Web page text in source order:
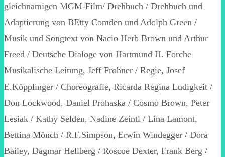
gleichnamigen MGM-Film/ Drehbuch / Drehbuch und
Adaptierung von BEtty Comden und Adolph Green /
Musik und Songtext von Nacio Herb Brown und Arthur
Freed / Deutsche Dialoge von Hartmund H. Forche
Musikalische Leitung, Jeff Frohner / Regie, Josef
E.Köpplinger / Choreografie, Ricarda Regina Ludigkeit /
Don Lockwood, Daniel Prohaska / Cosmo Brown, Peter
Lesiak / Kathy Selden, Nadine Zeintl / Lina Lamont,
Bettina Mönch / R.F.Simpson, Erwin Windegger / Dora
Bailey, Dagmar Hellberg / Roscoe Dexter, Frank Berg /